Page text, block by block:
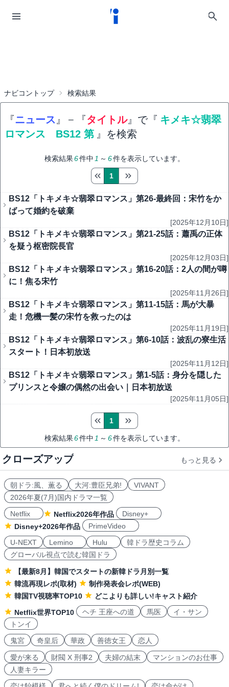
ナビコントップ 検索結果
『ニュース 』 − 『タイトル』で『 キメキ☆翡翠
ロマンス BS12 第 』を検索
検索結果6件中 1 ～ 6件を表示しています。
1
BS12「トキメキ☆翡翠ロマンス」第26-最終回：宋竹をか
ばって婚約を破棄
[2025年12月10日]
BS12「トキメキ☆翡翠ロマンス」第21-25話：蕭禹の正体
を疑う枢密院長官
[2025年12月03日]
BS12「トキメキ☆翡翠ロマンス」第16-20話：2人の間が噂
に！焦る宋竹
[2025年11月26日]
BS12「トキメキ☆翡翠ロマンス」第11-15話：馬が大暴
走！危機一髪の宋竹を救ったのは
[2025年11月19日]
BS12「トキメキ☆翡翠ロマンス」第6-10話：波乱の寮生活
スタート！日本初放送
[2025年11月12日]
BS12「トキメキ☆翡翠ロマンス」第1-5話：身分を隠した
プリンスと令嬢の偶然の出会い｜日本初放送
[2025年11月05日]
検索結果6件中 1 ～ 6件を表示しています。
1
クローズアップ もっと見る
朝ドラ:風、薫る 大河:豊臣兄弟!
VIVANT
2026年夏(7月)国内ドラマ一覧
Netflix
Netflix2026年作品
Disney+
Disney+2026年作品
PrimeVideo
U-NEXT
Lemino Hulu
韓ドラ歴史コラム
グローバル視点で読む韓国ドラ
【最新8月】韓国でスタートの新韓ドラ月別一覧
韓流再現レポ(取材)
制作発表会レポ(WEB)
韓国TV視聴率TOP10
どこよりも詳しい!キャスト紹介
Netflix世界TOP10
ヘチ 王座への道 馬医
イ・サン
トンイ
鬼宮
奇皇后 華政 善徳女王 恋人
愛が来る 財閥 X 刑事2 夫婦の結末
マンションのお仕事
人妻キラー